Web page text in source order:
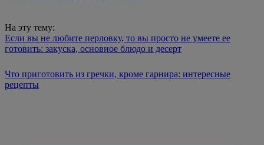
На эту тему:
Если вы не любите перловку, то вы просто не умеете ее
готовить: закуска, основное блюдо и десерт
Что приготовить из гречки, кроме гарнира: интересные
рецепты